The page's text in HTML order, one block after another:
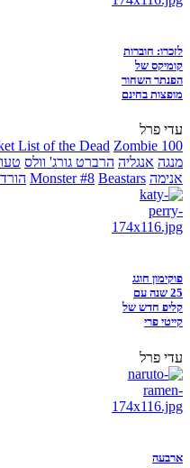
לזכרו: חוברות
קומיקס של
הפנתר השחור
מופצות בחינם
עדי פרל
List of the Dead Zombie 100
מנגה אנגליה הרברט גורג' וולס
אנימה
Monster #8 Beastars
פוקימון חוגג
25 שנה עם
קליפ חדש של
קייטי פרי
עדי פרל
ארבעה